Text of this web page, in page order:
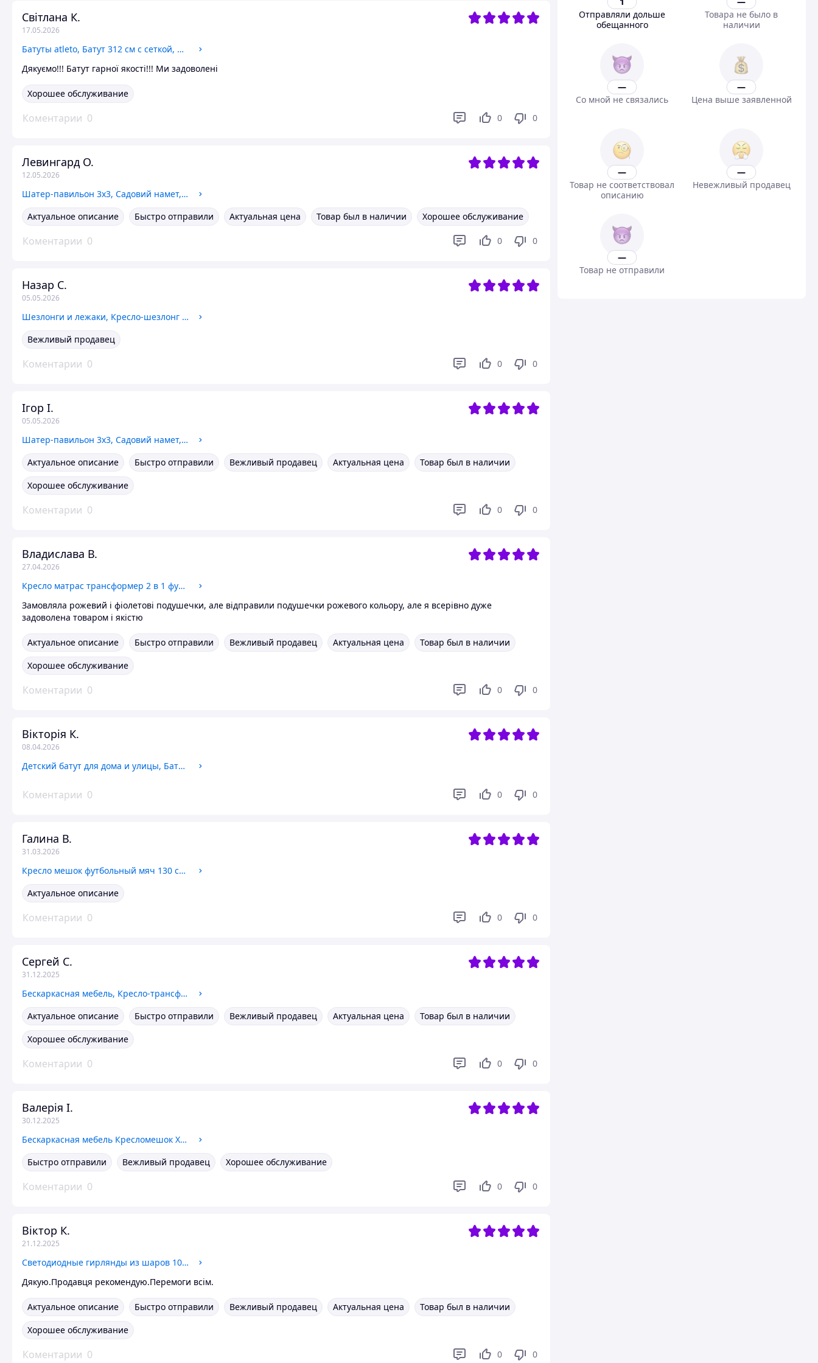
Світлана К.
17.05.2026
Батуты atleto, Батут 312 см с сеткой, Детские батуты для дома, Батут круглый с лестницей и сеткой
Дякуємо!!! Батут гарної якості!!! Ми задоволені
Хорошее обслуживание
Коментарии 0 0 0
Левингард О.
12.05.2026
Шатер-павильон 3х3, Садовий намет, Садовый тент шатер, Палатки и шатры для отдыха, Шатер 3х3 полиэстер
Актуальное описание
Быстро отправили Актуальная цена Товар был в наличии Хорошее обслуживание
Коментарии 0 0 0
Назар С.
05.05.2026
Шезлонги и лежаки, Кресло-шезлонг складное для сада, Шезлонг раскладушка нагрузка 120 кг, Лежак пляжный
Вежливый продавец
Коментарии 0 0 0
Ігор І.
05.05.2026
Шатер-павильон 3х3, Садовий намет, Садовый тент шатер, Палатки и шатры для отдыха, Шатер 3х3 полиэстер
Актуальное описание
Быстро отправили Вежливый продавец Актуальная цена
Товар был в наличии
Хорошее обслуживание
Коментарии 0 0 0
Владислава В.
27.04.2026
Кресло матрас трансформер 2 в 1 футон, Большое мягкое кресло, Бескаркасные пуфы и кресла оустер
Замовляла рожевий і фіолетові подушечки, але відправили подушечки рожевого кольору, але я всерівно дуже
задоволена товаром і якістю
Актуальное описание Быстро отправили Вежливый продавец Актуальная цена
Товар был в наличии
Хорошее обслуживание
Коментарии 0 0 0
Вікторія К.
08.04.2026
Детский батут для дома и улицы, Батуты 252 см, Батут спортивный с внутренней защитной сеткой, Уличный батут
Коментарии 0 0 0
Галина В.
31.03.2026
Кресло мешок футбольный мяч 130 см, Большое мягкое кресло, Бескаркасная мебель кресло мешок, Кресломешок
Актуальное описание
Коментарии 0 0 0
Сергей С.
31.12.2025
Бескаркасная мебель, Кресло-трансформер 2в1 футон, Мягкие кресла для гостинной, Бескаркасная мебель пуфы
Актуальное описание
Быстро отправили Вежливый продавец Актуальная цена
Товар был в наличии
Хорошее обслуживание
Коментарии 0 0 0
Валерія І.
30.12.2025
Бескаркасная мебель Кресломешок XXL, Кресло-мешок со скидкой, Бескаркасные пуфы и кресла, Есть много цветов
Быстро отправили
Вежливый продавец Хорошее обслуживание
Коментарии 0 0 0
Віктор К.
21.12.2025
Светодиодные гирлянды из шаров 10 шт 3м*0.8м, Новогодние гирлянды-шарики, Гирлянды-шторы занавесы
Дякую.Продавця рекомендую.Перемоги всім.
Актуальное описание Быстро отправили Вежливый продавец Актуальная цена
Товар был в наличии
Хорошее обслуживание
Коментарии 0 0 0
Отправляли дольше
обещанного
Товара не было в
наличии
—
Со мной не связались
—
Цена выше заявленной
—
Товар не соответствовал
описанию
—
Невежливый продавец
—
Товар не отправили